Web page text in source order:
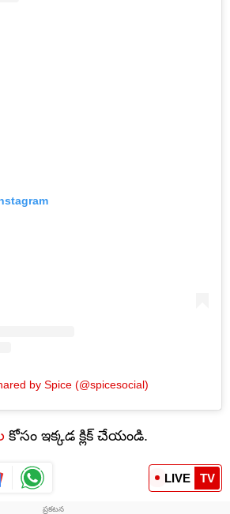
by Spice (@spicesocial)
కోసం ఇక్కడ క్లిక్ చేయండి.
LIVE TV